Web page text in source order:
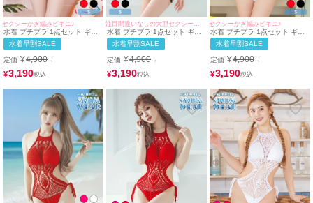
セクシーかぎ編みビキニ♪
水着 プチプラ 1点セット ギャ
ル ホルターネック オールイン
ワン 編み上げ メッシュ ピンク
ビキニ (Sサイズ対応) |
myMinette/マイミネット
水着早割SALE
定価 ¥4,900→
¥3,190
水着 プチプラ 1点セット ギャ
ル ホルターネック オールイン
ワン 編み上げ メッシュ かぎ編
み くびれ 黒 ビキニ (みのり着
用/Sサイズ対応) | myMinette/
マイミネット
水着早割SALE
定価 ¥4,900→
¥3,190
セクシーかぎ編みビキニ♪
水着 プチプラ 1点セット ギャ
ル ホルターネック オールイン
ワン 編み上げ メッシュ かぎ編
み 白 ビキニ (Sサイズ対応) |
myMinette/マイミネット
水着早割SALE
定価 ¥4,900→
¥3,190